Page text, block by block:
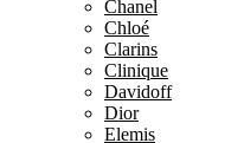
Chanel
Chloé
Clarins
Clinique
Davidoff
Dior
Elemis